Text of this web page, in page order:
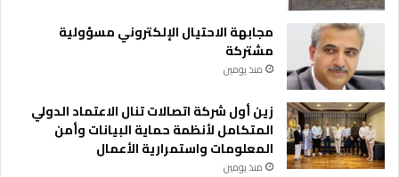
مجابهة الاحتيال الإلكتروني مسؤولية
مشتركة
منذ يومين
زين أول شركة اتصالات تنال الاعتماد الدولي
المتكامل لأنظمة حماية البيانات وأمن
المعلومات واستمرارية الأعمال
منذ يومين